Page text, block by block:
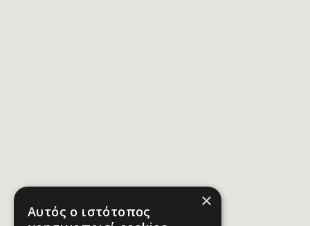
×
Αυτός ο ιστότοπος